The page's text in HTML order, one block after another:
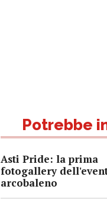
Potrebbe
Asti Pride: la prima
fotogallery
arcobaleno